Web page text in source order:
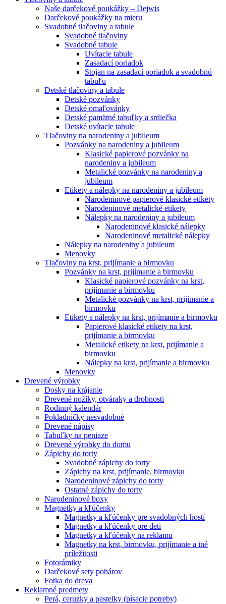
Naše darčekové poukážky – Dejwis
Darčekové poukážky na mieru
Svadobné tlačoviny a tabule
Svadobné tlačoviny
Svadobné tabule
Uvítacie tabule
Zasadací poriadok
Stojan na zasadací poriadok a svadobnú
tabuľu
Detské tlačoviny a tabule
Detské pozvánky
Detské omaľovánky
Detské pamätné tabuľky a srdiečka
Detské uvítacie tabule
Tlačoviny na narodeniny a jubileum
Pozvánky na narodeniny a jubileum
Klasické papierové pozvánky na
narodeniny a jubileum
Metalické pozvánky na narodeniny a
jubileum
Etikety a nálepky na narodeniny a jubileum
Narodeninové papierové klasické etikety
Narodeninové metalické etikety
Nálepky na narodeniny a jubileum
Narodeninové klasické nálepky
Narodeninové metalické nálepky
Nálepky na narodeniny a jubileum
Menovky
Tlačoviny na krst, prijímanie a birmovku
Pozvánky na krst, prijímanie a birmovku
Klasické papierové pozvánky na krst,
prijímanie a birmovku
Metalické pozvánky na krst, prijímanie a
birmovku
Etikety a nálepky na krst, prijímanie a birmovku
Papierové klasické etikety na krst,
prijímanie a birmovku
Metalické etikety na krst, prijímanie a
birmovku
Nálepky na krst, prijímanie a birmovku
Menovky
Drevené výrobky
Dosky na krájanie
Drevené nožíky, otváraky a drobnosti
Rodinný kalendár
Pokladničky nesvadobné
Drevené nápisy
Tabuľky na peniaze
Drevené výrobky do domu
Zápichy do torty
Svadobné zápichy do torty
Zápichy na krst, prijímanie, birmovku
Narodeninové zápichy do torty
Ostatné zápichy do torty
Narodeninové boxy
Magnetky a kľúčenky
Magnetky a kľúčenky pre svadobných hostí
Magnetky a kľúčenky pre deti
Magnetky a kľúčenky na reklamu
Magnetky na krst, birmovku, prijímanie a iné
príležitosti
Fotorámiky
Darčekové sety pohárov
Fotka do dreva
Reklamné predmety
Perá, ceruzky a pastelky (písacie potreby)